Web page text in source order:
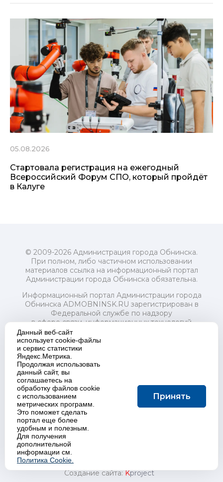
05.08.2026
Стартовала регистрация на ежегодный
Всероссийский Форум СПО, который пройдёт
в Калуге
© 2009-2026 Администрация города Обнинска.
При полном, либо частичном использовании
материалов ссылка на информационный портал
Администрации города Обнинска обязательна.
Информационный портал Администрации города
Обнинска ADMOBNINSK.RU зарегистрирован в
Федеральной службе по надзору
в сфере связи, информационных технологий
и массовых коммуникаций (Роскомнадзор) 24 июля
2018 года.
Свидетельство о регистрации Эл № ФС77-73321
Учредитель: Администрация (исполнительно-
распорядительный орган) городского округа "Город
Обнинск". Главный редактор: Байкова Е.А.
Адрес электронной почты Редакции:
redactor@admobninsk.ru
Телефон Редакции: +7 (484) 395-85-85
Настоящий ресурс содержит материалы 18+
Политика в отношении обработки персональных
Создание сайта:Kproject
Данный веб-сайт
использует cookie-файлы
и сервис статистики
Яндекс.Метрика.
Продолжая использовать
данный сайт, вы
соглашаетесь на
обработку файлов cookie
с использованием
метрических программ.
Это поможет сделать
портал еще более
удобным и полезным.
Для получения
дополнительной
информации см.
Политика Cookie.
Принять